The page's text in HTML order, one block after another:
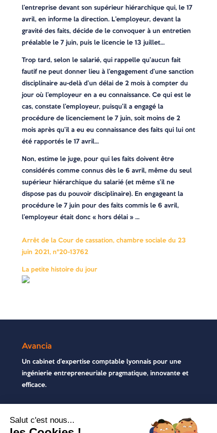
l’entreprise devant son supérieur hiérarchique qui, le 17
avril, en informe la direction. L’employeur, devant la
gravité des faits, décide de le convoquer à un entretien
préalable le 7 juin, puis le licencie le 13 juillet…
Trop tard, selon le salarié, qui rappelle qu’aucun fait
fautif ne peut donner lieu à l’engagement d’une sanction
disciplinaire au-delà d’un délai de 2 mois à compter du
jour où l’employeur en a eu connaissance. Ce qui est le
cas, constate l’employeur, puisqu’il a engagé la
procédure de licenciement le 7 juin, soit moins de 2
mois après qu’il a eu eu connaissance des faits qui lui ont
été rapportés le 17 avril…
Non, estime le juge, pour qui les faits doivent être
considérés comme connus dès le 6 avril, même du seul
supérieur hiérarchique du salarié (et même s’il ne
dispose pas du pouvoir disciplinaire). En engageant la
procédure le 7 juin pour des faits commis le 6 avril,
l’employeur était donc « hors délai » …
Arrêt de la Cour de cassation, chambre sociale du 23
juin 2021, n°20-13762
La petite histoire du jour
Avancia
Un cabinet d’expertise comptable lyonnais pour une
ingénierie entrepreneuriale pragmatique, innovante et
efficace.
Contactez-nous